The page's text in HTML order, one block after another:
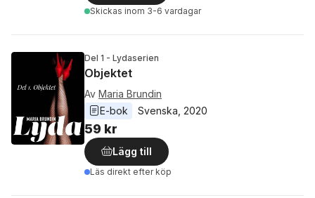
Skickas inom 3-6 vardagar
Del 1 - Lydaserien
Objektet
Av Maria Brundin
E-bok
Svenska 2020
59 kr
Lägg till
Läs direkt efter köp